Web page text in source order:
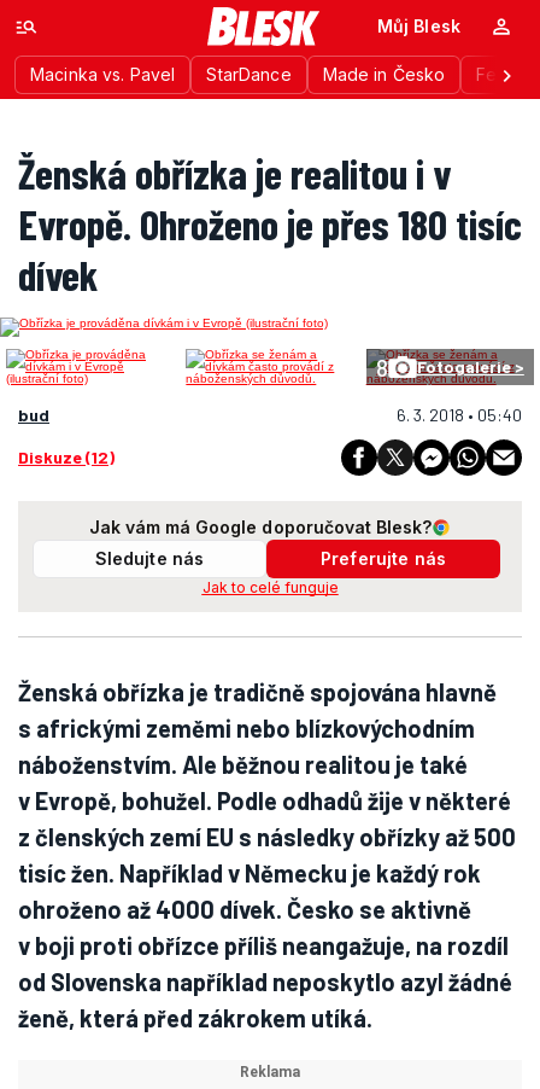
Macinka vs. Pavel StarDance Made in Česko
Můj Blesk
Ženská obřízka je realitou i v
Evropě. Ohroženo je přes 180 tisíc
dívek
8 Fotogalerie >
bud 6. 3. 2018 • 05:40
Diskuze (12)
Jak vám má Google doporučovat Blesk?
Sledujte nás
Preferujte nás
Jak to celé funguje
Ženská obřízka je tradičně spojována hlavně
s africkými zeměmi nebo blízkovýchodním
náboženstvím. Ale běžnou realitou je také
v Evropě, bohužel. Podle odhadů žije v některé
z členských zemí EU s následky obřízky až 500
tisíc žen. Například v Německu je každý rok
ohroženo až 4000 dívek. Česko se aktivně
v boji proti obřízce příliš neangažuje, na rozdíl
od Slovenska například neposkytlo azyl žádné
ženě, která před zákrokem utíká.